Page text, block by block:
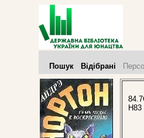
Пошук Відібрані
Н83